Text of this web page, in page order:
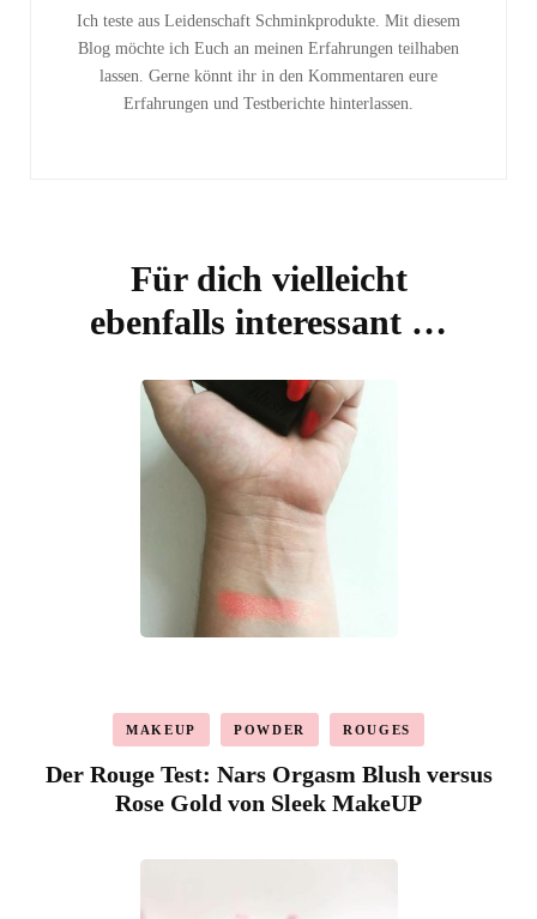
Ich teste aus Leidenschaft Schminkprodukte. Mit diesem
Blog möchte ich Euch an meinen Erfahrungen teilhaben
lassen. Gerne könnt ihr in den Kommentaren eure
Erfahrungen und Testberichte hinterlassen.
Für dich vielleicht
ebenfalls interessant …
MAKEUP POWDER ROUGES
Der Rouge Test: Nars Orgasm Blush versus
Rose Gold von Sleek MakeUP